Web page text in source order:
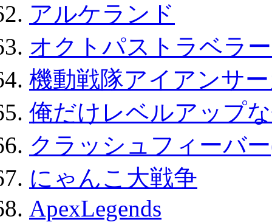
アルケランド
オクトパストラベラ
機動戦隊アイアンサ
俺だけレベルアップ
クラッシュフィーバ
にゃんこ大戦争
ApexLegends